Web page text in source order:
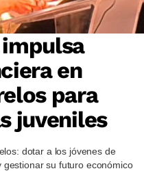
impulsa
en
para
juveniles
dotar a los jóvenes de
su futuro económico